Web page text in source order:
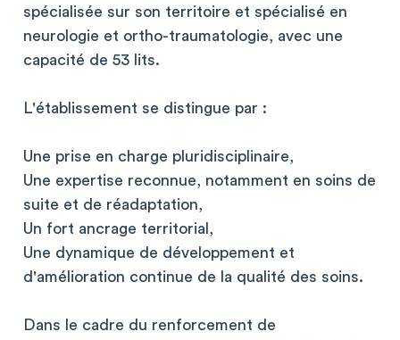
spécialisée sur son territoire et spécialisé en
neurologie et ortho-traumatologie, avec une
capacité de 53 lits.
L'établissement se distingue par :
Une prise en charge pluridisciplinaire,
Une expertise reconnue, notamment en soins de
suite et de réadaptation,
Un fort ancrage territorial,
Une dynamique de développement et
d'amélioration continue de la qualité des soins.
Dans le cadre du renforcement de